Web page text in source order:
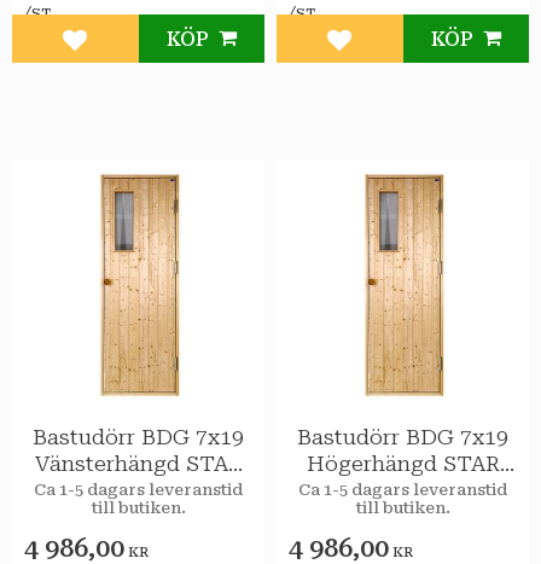
/ST
Lägg till i favoriter
KÖP
/ST
Lägg till i favoriter
KÖP
Bastudörr BDG 7x19
Vänsterhängd STAR
Klarglas
Ca 1-5 dagars leveranstid
till butiken.
4 986,00 KR
Bastudörr BDG 7x19
Högerhängd STAR
Klarglas
Ca 1-5 dagars leveranstid
till butiken.
4 986,00 KR